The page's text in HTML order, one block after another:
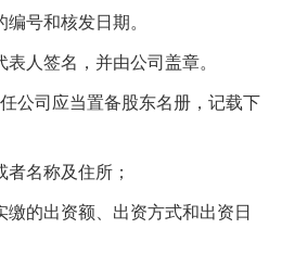
号和核发日期。
人签名，并由公司盖章。
司应当置备股东名册，记载下
名称及住所；
的出资额、出资方式和出资日